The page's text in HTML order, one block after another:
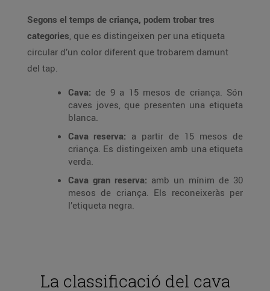
Segons el temps de criança, podem trobar tres
categories, que es distingeixen per una etiqueta
circular d’un color diferent que trobarem damunt
del tap.
Cava: de 9 a 15 mesos de criança. Són
caves joves, que presenten una etiqueta
blanca.
Cava reserva: a partir de 15 mesos de
criança. Es distingeixen amb una etiqueta
verda.
Cava gran reserva: amb un mínim de 30
mesos de criança. Els reconeixeràs per
l’etiqueta negra.
La classificació del cava